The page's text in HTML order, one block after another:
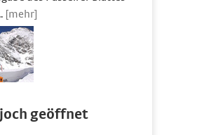
[mehr]
geöffnet